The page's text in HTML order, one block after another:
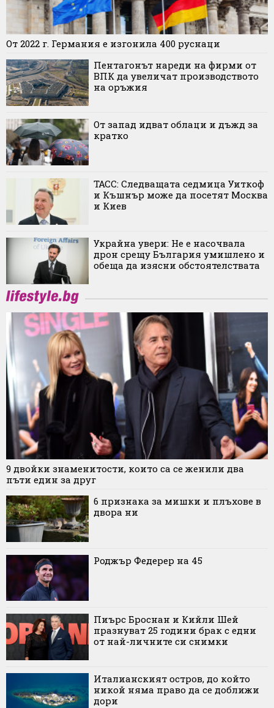
От 2022 г. Германия е изгонила 400 руснаци
Пентагонът нареди на фирми от
ВПК да увеличат производството
на оръжия
От запад идват облаци и дъжд за
кратко
ТАСС: Следващата седмица Уиткоф
и Къшнър може да посетят Москва
и Киев
Украйна увери: Не е насочвала
дрон срещу България умишлено и
обеща да изясни обстоятелствата
9 двойки знаменитости, които са се женили два
пъти един за друг
6 признака за мишки и плъхове в
двора ни
Роджър Федерер на 45
Пиърс Броснан и Кийли Шей
празнуват 25 години брак с едни
от най-личните си снимки
Италианският остров, до който
никой няма право да се доближи
дори